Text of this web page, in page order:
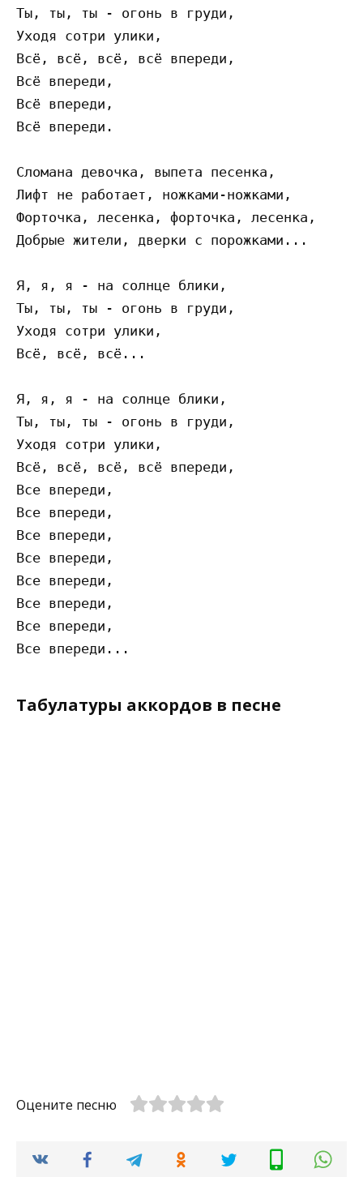
Ты, ты, ты - огонь в груди,
Уходя сотри улики,
Всё, всё, всё, всё впереди,
Всё впереди,
Всё впереди,
Всё впереди.
Сломана девочка, выпета песенка,
Лифт не работает, ножками-ножками,
Форточка, лесенка, форточка, лесенка,
Добрые жители, дверки с порожками...
Я, я, я - на солнце блики,
Ты, ты, ты - огонь в груди,
Уходя сотри улики,
Всё, всё, всё...
Я, я, я - на солнце блики,
Ты, ты, ты - огонь в груди,
Уходя сотри улики,
Всё, всё, всё, всё впереди,
Все впереди,
Все впереди,
Все впереди,
Все впереди,
Все впереди,
Все впереди,
Все впереди,
Табулатуры аккордов в песне
Оцените песню